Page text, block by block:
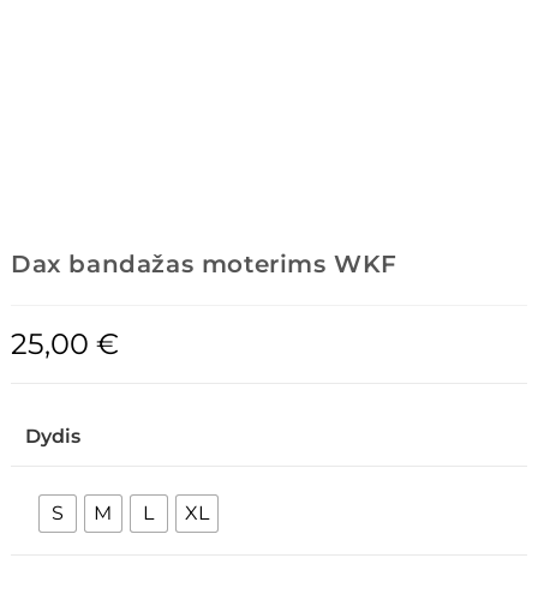
Dax bandažas moterims WKF
25,00 €
Dydis
S M L XL